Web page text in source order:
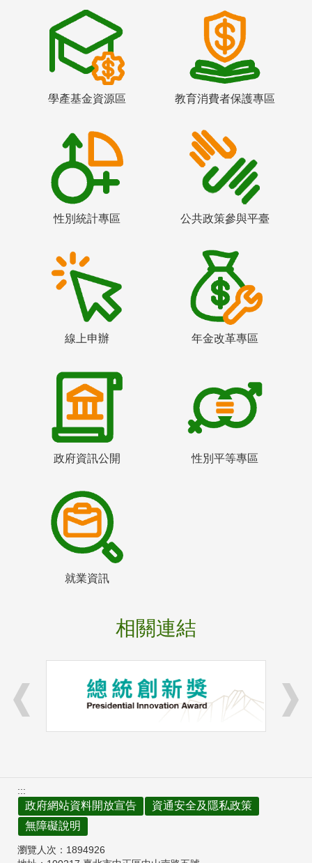
學產基金資源區 教育消費者保護專區
性別統計專區 公共政策參與平臺
線上申辦 年金改革專區
政府資訊公開 性別平等專區
就業資訊
相關連結
:::
政府網站資料開放宣告
資通安全及隱私政策
無障礙說明
瀏覽人次： 1894926